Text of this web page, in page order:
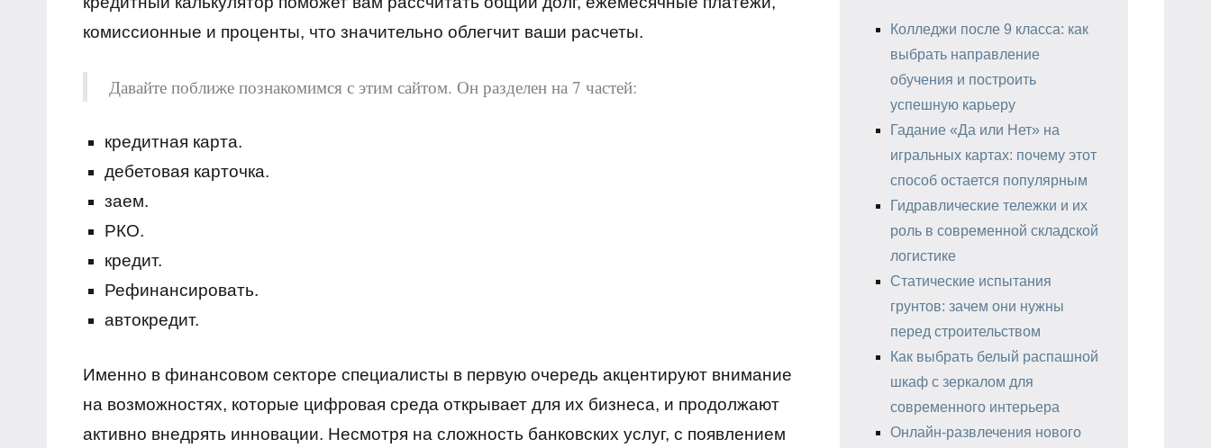
комиссионные и проценты, что значительно облегчит ваши расчеты.
Давайте поближе познакомимся с этим сайтом. Он разделен на 7 частей:
кредитная карта.
дебетовая карточка.
заем.
РКО.
кредит.
Рефинансировать.
автокредит.
Именно в финансовом секторе специалисты в первую очередь акцентируют внимание
на возможностях, которые цифровая среда открывает для их бизнеса, и продолжают
активно внедрять инновации. Несмотря на сложность банковских услуг, с появлением
Колледжи после 9 класса: как
выбрать направление
обучения и построить
успешную карьеру
Гадание «Да или Нет» на
игральных картах: почему этот
способ остается популярным
Гидравлические тележки и их
роль в современной складской
логистике
Статические испытания
грунтов: зачем они нужны
перед строительством
Как выбрать белый распашной
шкаф с зеркалом для
современного интерьера
Онлайн-развлечения нового